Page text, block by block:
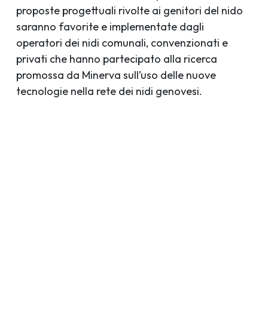
proposte progettuali rivolte ai genitori del nido
saranno favorite e implementate dagli
operatori dei nidi comunali, convenzionati e
privati che hanno partecipato alla ricerca
promossa da Minerva sull’uso delle nuove
tecnologie nella rete dei nidi genovesi.